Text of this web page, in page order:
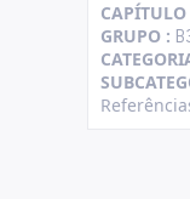
CAPÍTULO
GRUPO :